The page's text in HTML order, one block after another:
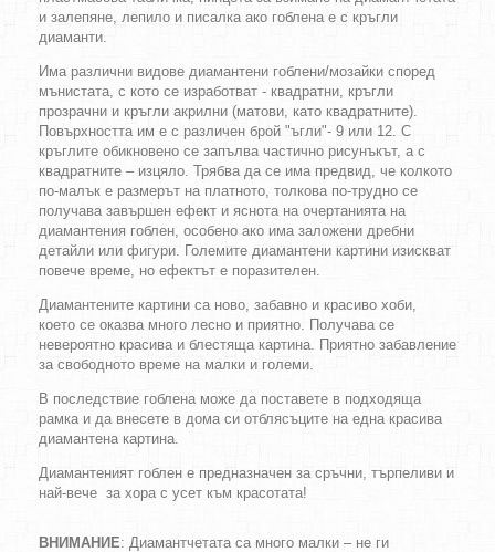
и залепяне, лепило и писалка ако гоблена е с кръгли
диаманти.
Има различни видове диамантени гоблени/мозайки според
мънистата, с кото се изработват - квадратни, кръгли
прозрачни и кръгли акрилни (матови, като квадратните).
Повърхността им е с различен брой "ъгли"- 9 или 12. С
кръглите обикновено се запълва частично рисунъкът, а с
квадратните – изцяло. Трябва да се има предвид, че колкото
по-малък е размерът на платното, толкова по-трудно се
получава завършен ефект и яснота на очертанията на
диамантения гоблен, особено ако има заложени дребни
детайли или фигури. Големите диамантени картини изискват
повече време, но ефектът е поразителен.
Диамантените картини са ново, забавно и красиво хоби,
което се оказва много лесно и приятно. Получава се
невероятно красива и блестяща картина. Приятно забавление
за свободното време на малки и големи.
В последствие гоблена може да поставете в подходяща
рамка и да внесете в дома си отблясъците на една красива
диамантена картина.
Диамантеният гоблен е предназначен за сръчни, търпеливи и
най-вече за хора с усет към красотата!
ВНИМАНИЕ: Диамантчетата са много малки – не ги